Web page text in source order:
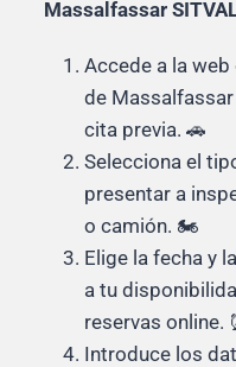
Massalfassar
Accede a la web
de
cita previa. 🚗
Selecciona el
presentar a
o camión. 🏍️
Elige la fecha y
a tu
reservas online.
Introduce los